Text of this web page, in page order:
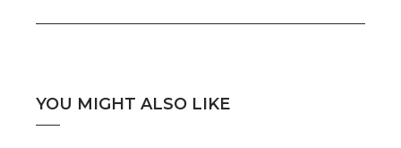
YOU MIGHT ALSO LIKE